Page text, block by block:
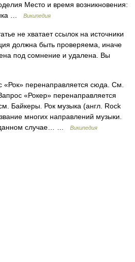
Место и время возникновения:
…
Википедия
не хватает ссылок на источники
должна быть проверяема, иначе
под сомнение и удалена. Вы
перенаправляется сюда. Cм.
«Рокер» перенаправляется
Байкеры. Рок музыка (англ. Rock
многих направлений музыки.
случае… …
Википедия